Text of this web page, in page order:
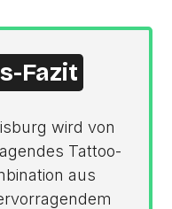
Fazit
wird von
Tattoo-
aus